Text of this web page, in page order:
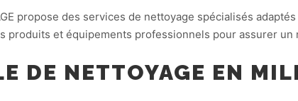
propose des services de nettoyage spécialisés
produits et équipements professionnels pour assurer
DE NETTOYAGE EN